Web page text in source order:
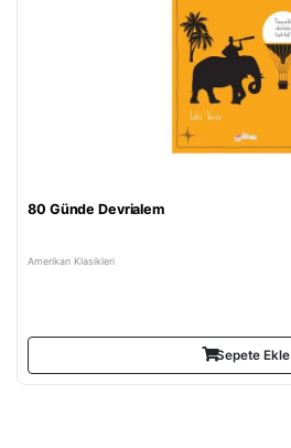
80 Günde Devrialem
Amerikan Klasikleri
Sepete Ekle